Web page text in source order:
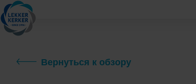
Вернуться к обзору